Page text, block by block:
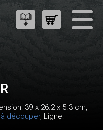
39 x 26.2 x 5.3 cm,
découper, Ligne: